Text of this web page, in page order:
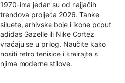
1970-ima jedan su od najjačih
trendova proljeća 2026. Tanke
siluete, arhivske boje i ikone poput
adidas Gazelle ili Nike Cortez
vraćaju se u prilog. Naučite kako
nositi retro tenisice i kreirajte s
njima moderne stilove.